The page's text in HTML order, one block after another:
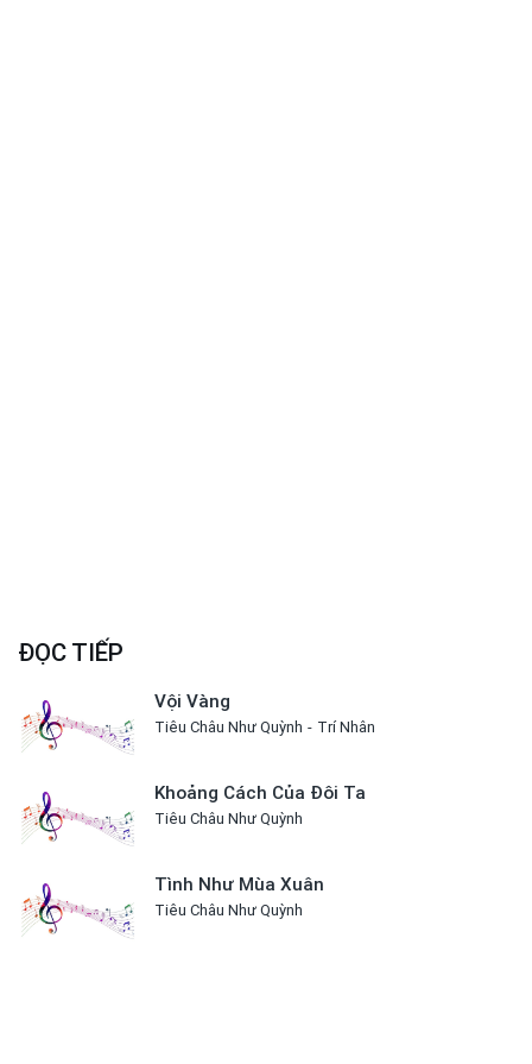
ĐỌC TIẾP
Vội Vàng
Tiêu Châu Như Quỳnh Trí Nhân
Khoảng Cách Của Đôi Ta
Tiêu Châu Như Quỳnh
Tình Như Mùa Xuân
Tiêu Châu Như Quỳnh